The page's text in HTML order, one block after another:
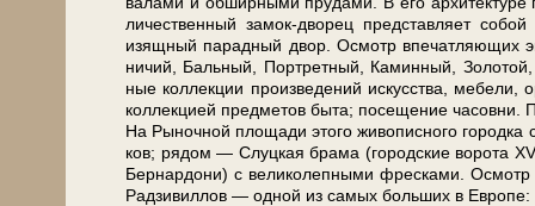
ли­чест­вен­ный замок-дворец пред­став­ля­ет
изящ­ный па­рад­ный двор. Осмотр впе­чат­ляю­щих
ни­чий, Баль­ный, Порт­рет­ный, Ка­мин­ный,
ные кол­лек­ции про­из­ве­де­ний ис­кус­ства,
кол­лек­ци­ей пред­ме­тов бы­та; посещение
На Рыночной пло­ща­ди это­го жи­во­пис­но­го
ков; ря­дом — Слуц­кая бра­ма (го­род­ские во­ро­та
Бер­нар­до­ни) с ве­ли­ко­леп­ны­ми фрес­ка­ми.
Рад­зи­вил­лов — одной из са­мых боль­ших в